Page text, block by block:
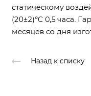
статическому
(20±2)°C 0,5 часа.
месяцев со дня
Назад к списку